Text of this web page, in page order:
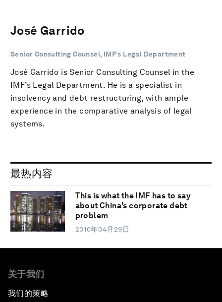
José Garrido
Senior Consulting Counsel, IMF’s Legal Department
José Garrido is Senior Consulting Counsel in the
IMF’s Legal Department. He is a specialist in
insolvency and debt restructuring, with ample
experience in the comparative analysis of legal
systems.
最热内容
This is what the IMF has to say
about China's corporate debt
problem
2016年04月29日
关于我们
我们的策略